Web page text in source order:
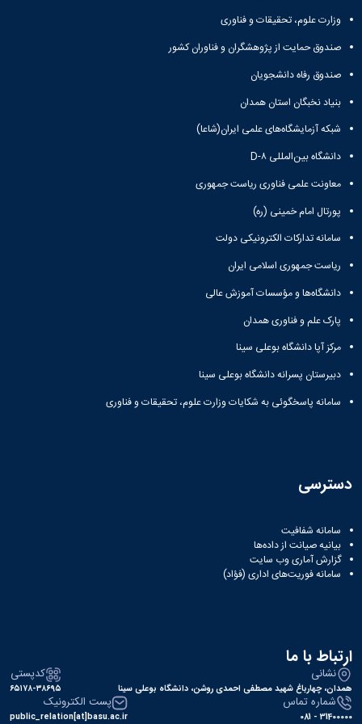
وزارت علوم، تحقیقات و فناوری
صندوق حمایت از پژوهشگران و فناوران کشور
صندوق رفاه دانشجویان
بنیاد نخبگان استان همدان
شبکه آزمایشگاه‌های علمی ایران(شاعا)
دانشگاه بین‌المللی D-۸
معاونت علمی فناوری ریاست جمهوری
پورتال امام خمینی (ره)
سامانه تدارکات الکترونیکی دولت
ریاست جمهوری اسلامی ایران
دانشگاه‌ها و مؤسسات آموزش عالی
پارک علم و فناوری همدان
مرکز آپا دانشگاه بوعلی سینا
دبیرستان پسرانه دانشگاه بوعلی سینا
سامانه پاسخگوئی به شکایات وزارت علوم، تحقیقات و فناوری
دسترسی
سامانه شفافیت
بیانیه صیانت از داده‌ها
گزارش آماری وب‌ سایت
سامانه فوریت‌های اداری (فؤاد)
ارتباط با ما
نشانی
همدان، چهارباغ شهید مصطفی احمدی روشن، دانشگاه بوعلی سینا
کدپستی
۶۵۱۷۸-۳۸۶۹۵
شماره تماس
31400000 - 081
پست الکترونیک
public_relation[at]basu.ac.ir